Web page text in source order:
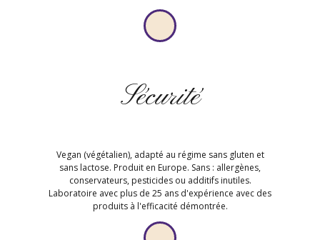
Sécurité
Vegan (végétalien), adapté au régime sans gluten et
sans lactose. Produit en Europe. Sans : allergènes,
conservateurs, pesticides ou additifs inutiles.
Laboratoire avec plus de 25 ans d'expérience avec des
produits à l'efficacité démontrée.